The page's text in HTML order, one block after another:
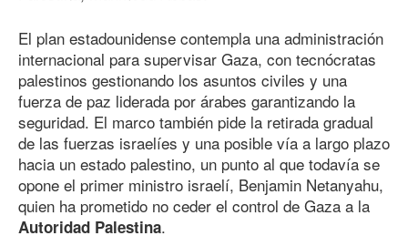
El plan estadounidense contempla una administración
internacional para supervisar Gaza, con tecnócratas
palestinos gestionando los asuntos civiles y una
fuerza de paz liderada por árabes garantizando la
seguridad. El marco también pide la retirada gradual
de las fuerzas israelíes y una posible vía a largo plazo
hacia un estado palestino, un punto al que todavía se
opone el primer ministro israelí, Benjamin Netanyahu,
quien ha prometido no ceder el control de Gaza a la
Autoridad Palestina.